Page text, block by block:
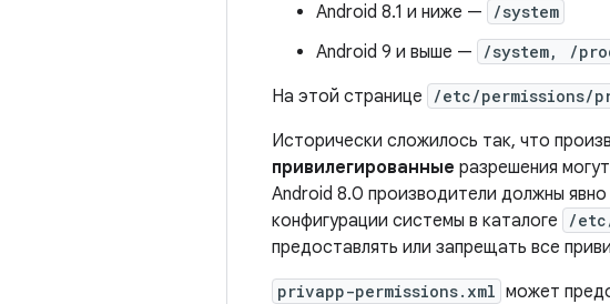
Android 8.1 и ниже —
/system
Android 9 и выше — /system, /
На этой странице /etc/permissions/
Исторически сложилось так, что
привилегированные разрешения
Android 8.0 производители должны
конфигурации системы в каталоге
/
предоставлять или запрещать все
privapp-permissions.xml может